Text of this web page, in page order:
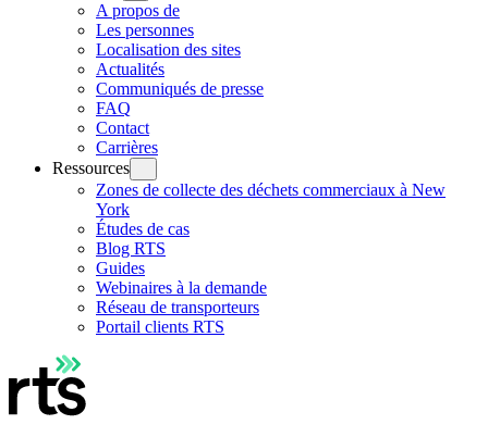
A propos de
Les personnes
Localisation des sites
Actualités
Communiqués de presse
FAQ
Contact
Carrières
Ressources
Zones de collecte des déchets commerciaux à New
York
Études de cas
Blog RTS
Guides
Webinaires à la demande
Réseau de transporteurs
Portail clients RTS